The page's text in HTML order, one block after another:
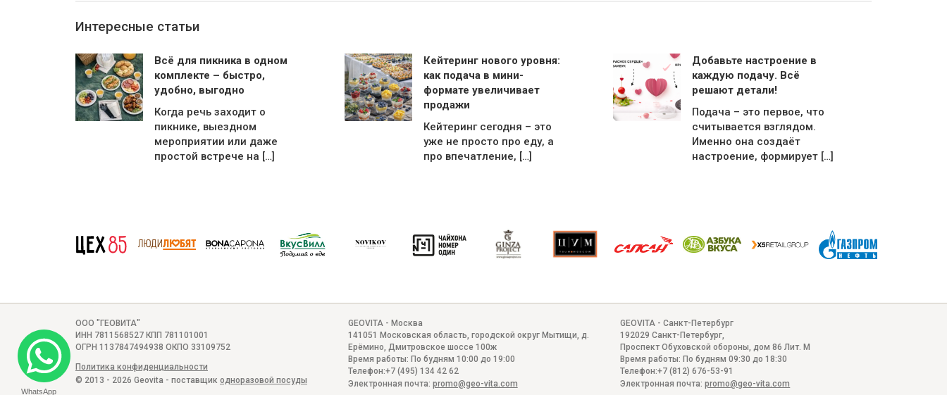
Интересные статьи
Всё для пикника в одном
комплекте – быстро,
удобно, выгодно
Когда речь заходит о
пикнике, выездном
мероприятии или даже
простой встрече на […]
Кейтеринг нового уровня:
как подача в мини-
формате увеличивает
продажи
Кейтеринг сегодня – это
уже не просто про еду, а
про впечатление, […]
Добавьте настроение в
каждую подачу. Всё
решают детали!
Подача – это первое, что
считывается взглядом.
Именно она создаёт
настроение, формирует […]
ООО "ГЕОВИТА"
ИНН 7811568527 КПП 781101001
ОГРН 1137847494938 ОКПО 33109752
Политика конфиденциальности
© 2013 - 2026 Geovita - поставщик одноразовой посуды
GEOVITA - Москва
141051 Московская область, городской округ Мытищи, д.
Ерёмино Дмитровское шоссе 100ж
Время работы: По будням 10:00 до 19:00
Телефон:+7 (495) 134 42 62
Электронная почта: promo@geo-vita.com
GEOVITA - Санкт-Петербург
192029 Санкт-Петербург
Проспект Обуховской обороны, дом 86 Лит. М
Время работы:По будням 09:30 до 18:30
Телефон:+7 (812) 676-53-91
Электронная почта:promo@geo-vita.com
WhatsApp